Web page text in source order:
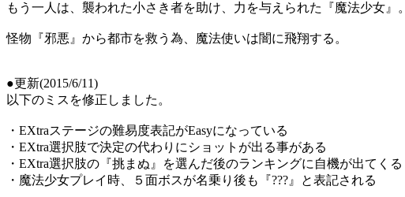
もう一人は、襲われた小さき者を助け、力を与えられた『魔法少女』。
怪物『邪悪』から都市を救う為、魔法使いは闇に飛翔する。
●更新(2015/6/11)
以下のミスを修正しました。
・EXtraステージの難易度表記がEasyになっている
・EXtra選択肢で決定の代わりにショットが出る事がある
・EXtra選択肢の『挑まぬ』を選んだ後のランキングに自機が出てくる
・魔法少女プレイ時、５面ボスが名乗り後も『???』と表記される